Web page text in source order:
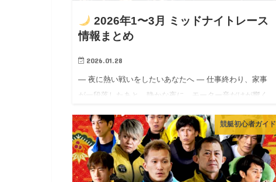
2026年1〜3月 ミッドナイトレース
情報まとめ
2026.01.28
― 夜に熱い戦いをしたいあなたへ ― 仕事終わり、家事
が一段落したあと。静かな夜に、モーター音だけが響く
イトボートレース。 公式情報はボートレース公式サイト
のミッドナ…
競艇初心者ガイド